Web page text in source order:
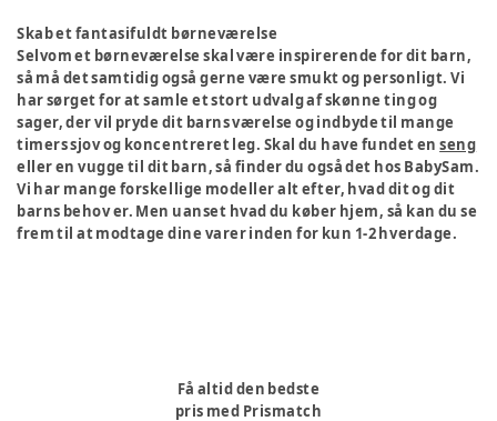
Skab et fantasifuldt børneværelse
Selvom et børneværelse skal være inspirerende for dit barn,
så må det samtidig også gerne være smukt og personligt. Vi
har sørget for at samle et stort udvalg af skønne ting og
sager, der vil pryde dit barns værelse og indbyde til mange
timers sjov og koncentreret leg. Skal du have fundet enseng
eller en vugge til dit barn, så finder du også det hos BabySam.
Vi har mange forskellige modeller alt efter, hvad dit og dit
barns behov er. Men uanset hvad du køber hjem, så kan du se
frem til at modtage dine varer inden for kun 1-2 hverdage.
Få altid den bedste
pris med Prismatch